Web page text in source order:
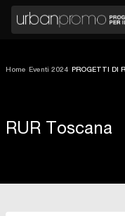
Home /Eventi 2024 PROGETTI DI
RUR Toscana